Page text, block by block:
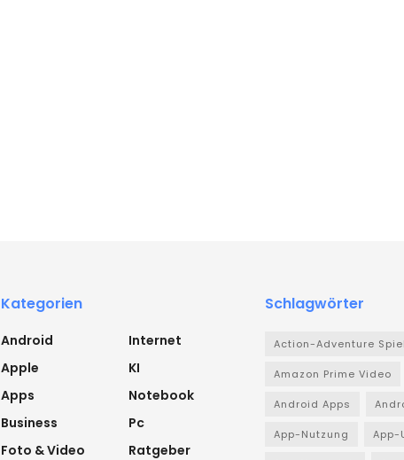
Kategorien
Android
Apple
Apps
Business
Foto & Video
Internet
KI
Notebook
Pc
Ratgeber
Schlagwörter
Action-Adventure Spiel
Amazon Prime Video
Android Apps
App-Nutzung App-